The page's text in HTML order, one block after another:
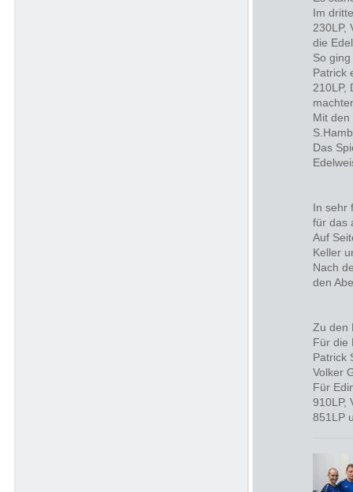
Im
230LP,
die
So
Patrick
210LP,
Mit den
Das
In sehr
für das
Auf
Keller
Nach
den
Zu den
Für die
Patrick
Volker
Für
910LP,
851LP